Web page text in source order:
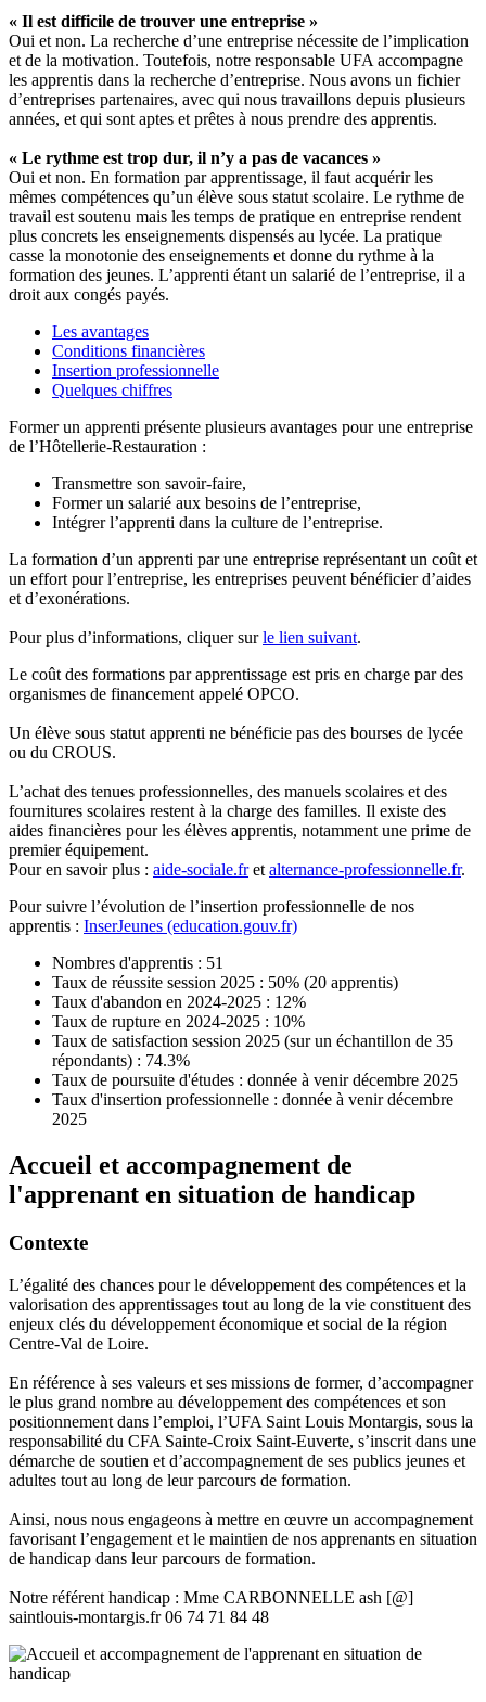
« Il est difficile de trouver une entreprise »
Oui et non. La recherche d’une entreprise nécessite de l’implication
et de la motivation. Toutefois, notre responsable UFA accompagne
les apprentis dans la recherche d’entreprise. Nous avons un fichier
d’entreprises partenaires, avec qui nous travaillons depuis plusieurs
années, et qui sont aptes et prêtes à nous prendre des apprentis.
« Le rythme est trop dur, il n’y a pas de vacances »
Oui et non. En formation par apprentissage, il faut acquérir les
mêmes compétences qu’un élève sous statut scolaire. Le rythme de
travail est soutenu mais les temps de pratique en entreprise rendent
plus concrets les enseignements dispensés au lycée. La pratique
casse la monotonie des enseignements et donne du rythme à la
formation des jeunes. L’apprenti étant un salarié de l’entreprise, il a
droit aux congés payés.
Les avantages
Conditions financières
Insertion professionnelle
Quelques chiffres
Former un apprenti présente plusieurs avantages pour une entreprise
de l’Hôtellerie-Restauration :
Transmettre son savoir-faire,
Former un salarié aux besoins de l’entreprise,
Intégrer l’apprenti dans la culture de l’entreprise.
La formation d’un apprenti par une entreprise représentant un coût et
un effort pour l’entreprise, les entreprises peuvent bénéficier d’aides
et d’exonérations.
Pour plus d’informations, cliquer surle lien suivant.
Le coût des formations par apprentissage est pris en charge par des
organismes de financement appelé OPCO.
Un élève sous statut apprenti ne bénéficie pas des bourses de lycée
ou du CROUS.
L’achat des tenues professionnelles, des manuels scolaires et des
fournitures scolaires restent à la charge des familles. Il existe des
aides financières pour les élèves apprentis, notamment une prime de
premier équipement.
Pour en savoir plus : aide-sociale.fret alternance-professionnelle.fr.
Pour suivre l’évolution de l’insertion professionnelle de nos
apprentis : InserJeunes (education.gouv.fr)
Nombres d'apprentis : 51
Taux de réussite session 2025 : 50% (20 apprentis)
Taux d'abandon en 2024-2025 : 12%
Taux de rupture en 2024-2025 : 10%
Taux de satisfaction session 2025 (sur un échantillon de 35
répondants) : 74.3%
Taux de poursuite d'études : donnée à venir décembre 2025
Taux d'insertion professionnelle : donnée à venir décembre
2025
Accueil et accompagnement de
l'apprenant en situation de handicap
Contexte
L’égalité des chances pour le développement des compétences et la
valorisation des apprentissages tout au long de la vie constituent des
enjeux clés du développement économique et social de la région
Centre-Val de Loire.
En référence à ses valeurs et ses missions de former, d’accompagner
le plus grand nombre au développement des compétences et son
positionnement dans l’emploi, l’UFA Saint Louis Montargis, sous la
responsabilité du CFA Sainte-Croix Saint-Euverte, s’inscrit dans une
démarche de soutien et d’accompagnement de ses publics jeunes et
adultes tout au long de leur parcours de formation.
Ainsi, nous nous engageons à mettre en œuvre un accompagnement
favorisant l’engagement et le maintien de nos apprenants en situation
de handicap dans leur parcours de formation.
Notre référent handicap : Mme CARBONNELLE ash [@]
saintlouis-montargis.fr 06 74 71 84 48